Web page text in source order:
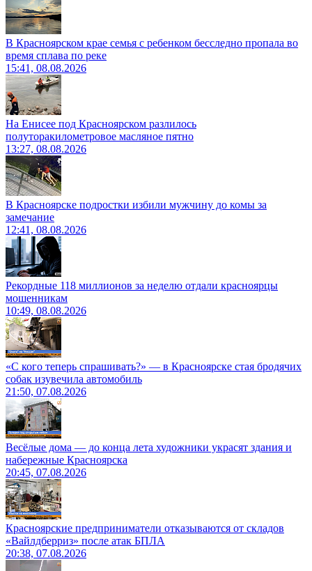
В Красноярском крае семья с ребенком бесследно пропала во
время сплава по реке
15:41, 08.08.2026
На Енисее под Красноярском разлилось
полуторакилометровое масляное пятно
13:27, 08.08.2026
В Красноярске подростки избили мужчину до комы за
замечание
12:41, 08.08.2026
Рекордные 118 миллионов за неделю отдали красноярцы
мошенникам
10:49, 08.08.2026
«С кого теперь спрашивать?» — в Красноярске стая бродячих
собак изувечила автомобиль
21:50, 07.08.2026
Весёлые дома — до конца лета художники украсят здания и
набережные Красноярска
20:45, 07.08.2026
Красноярские предприниматели отказываются от складов
«Вайлдберриз» после атак БПЛА
20:38, 07.08.2026